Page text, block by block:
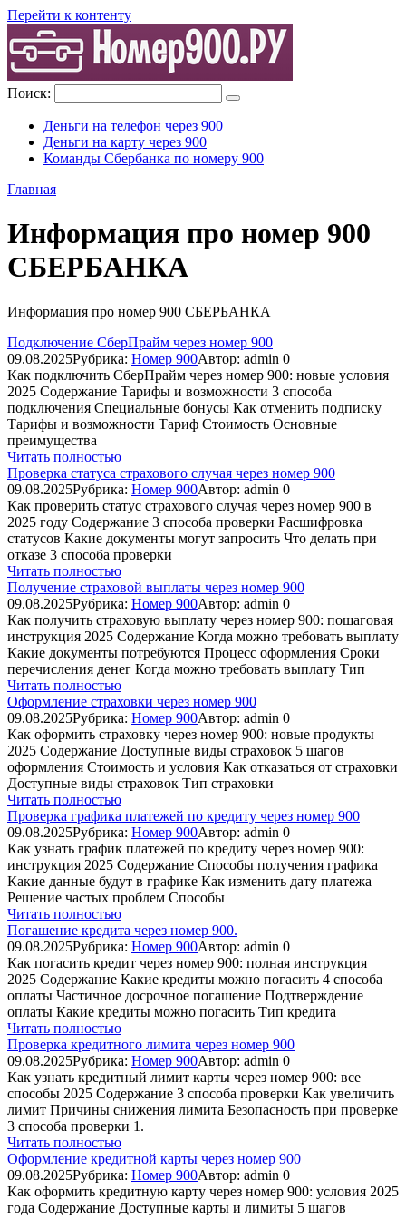
Перейти к контенту
Поиск:
Деньги на телефон через 900
Деньги на карту через 900
Команды Сбербанка по номеру 900
Главная
Информация про номер 900
СБЕРБАНКА
Информация про номер 900 СБЕРБАНКА
Подключение СберПрайм через номер 900
09.08.2025Рубрика: Номер 900Автор: admin 0
Как подключить СберПрайм через номер 900: новые условия
2025 Содержание Тарифы и возможности 3 способа
подключения Специальные бонусы Как отменить подписку
Тарифы и возможности Тариф Стоимость Основные
преимущества
Читать полностью
Проверка статуса страхового случая через номер 900
09.08.2025Рубрика: Номер 900Автор: admin 0
Как проверить статус страхового случая через номер 900 в
2025 году Содержание 3 способа проверки Расшифровка
статусов Какие документы могут запросить Что делать при
отказе 3 способа проверки
Читать полностью
Получение страховой выплаты через номер 900
09.08.2025Рубрика: Номер 900Автор: admin 0
Как получить страховую выплату через номер 900: пошаговая
инструкция 2025 Содержание Когда можно требовать выплату
Какие документы потребуются Процесс оформления Сроки
перечисления денег Когда можно требовать выплату Тип
Читать полностью
Оформление страховки через номер 900
09.08.2025Рубрика: Номер 900Автор: admin 0
Как оформить страховку через номер 900: новые продукты
2025 Содержание Доступные виды страховок 5 шагов
оформления Стоимость и условия Как отказаться от страховки
Доступные виды страховок Тип страховки
Читать полностью
Проверка графика платежей по кредиту через номер 900
09.08.2025Рубрика: Номер 900Автор: admin 0
Как узнать график платежей по кредиту через номер 900:
инструкция 2025 Содержание Способы получения графика
Какие данные будут в графике Как изменить дату платежа
Решение частых проблем Способы
Читать полностью
Погашение кредита через номер 900.
09.08.2025Рубрика: Номер 900Автор: admin 0
Как погасить кредит через номер 900: полная инструкция
2025 Содержание Какие кредиты можно погасить 4 способа
оплаты Частичное досрочное погашение Подтверждение
оплаты Какие кредиты можно погасить Тип кредита
Читать полностью
Проверка кредитного лимита через номер 900
09.08.2025Рубрика: Номер 900Автор: admin 0
Как узнать кредитный лимит карты через номер 900: все
способы 2025 Содержание 3 способа проверки Как увеличить
лимит Причины снижения лимита Безопасность при проверке
3 способа проверки 1.
Читать полностью
Оформление кредитной карты через номер 900
09.08.2025Рубрика: Номер 900Автор: admin 0
Как оформить кредитную карту через номер 900: условия 2025
года Содержание Доступные карты и лимиты 5 шагов